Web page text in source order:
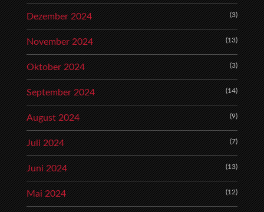
Dezember 2024 (3)
November 2024 (13)
Oktober 2024 (3)
September 2024 (14)
August 2024 (9)
Juli 2024 (7)
Juni 2024 (13)
Mai 2024 (12)